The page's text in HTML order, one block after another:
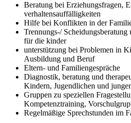
Beratung bei Erziehungsfragen,
verhaltensauffälligkeiten
Hilfe bei Konflikten in der
Trennungs-/
für die kinder
unterstützung bei Problemen in
Ausbildung und Beruf
Eltern- und Familiengespräche
Diagnostik, beratung und
Kindern, Jugendlichen und
Gruppen zu speziellen
Kompetenztraining,
Regelmäßige Sprechstunden im